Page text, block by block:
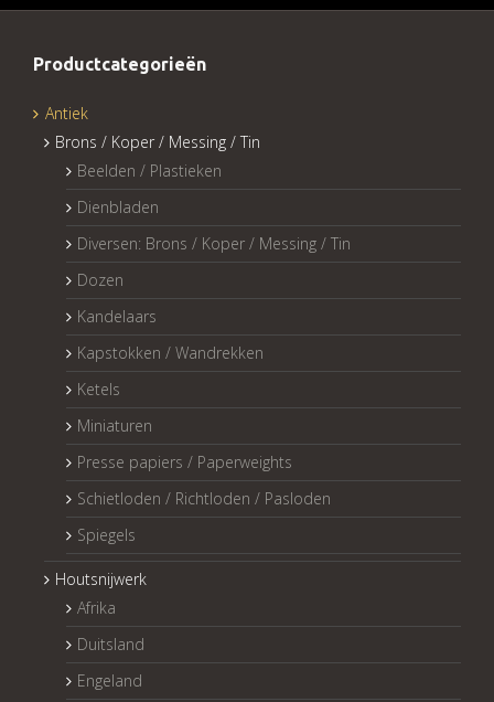
Productcategorieën
Antiek
Brons / Koper / Messing / Tin
Beelden / Plastieken
Dienbladen
Diversen: Brons / Koper / Messing / Tin
Dozen
Kandelaars
Kapstokken / Wandrekken
Ketels
Miniaturen
Presse papiers / Paperweights
Schietloden / Richtloden / Pasloden
Spiegels
Houtsnijwerk
Afrika
Duitsland
Engeland